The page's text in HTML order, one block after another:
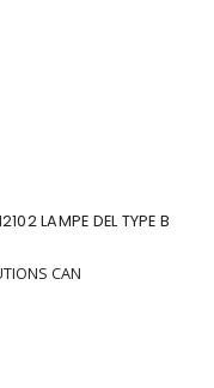
LAMPE DEL TYPE B
CAN